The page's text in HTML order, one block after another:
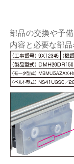
パレタイズ・デ
バンニング・デ
バーチカル装置
周辺機器
事業紹介
沿革
オークラの取組
オークラ育英財
プライバシー
サイトポリシー
部品の交換や予
内容と必要な部品